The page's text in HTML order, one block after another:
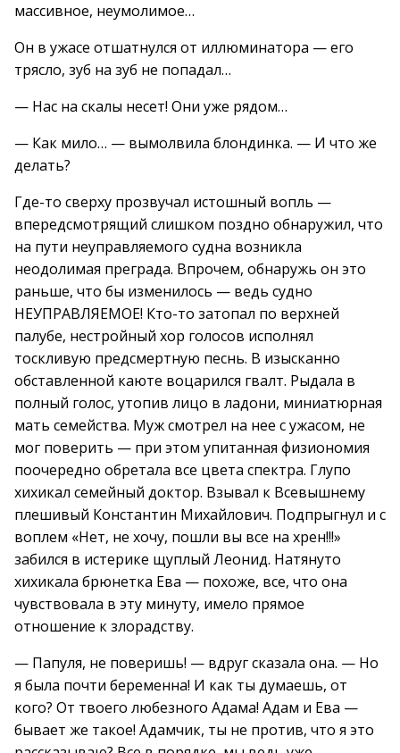
массивное, неумолимое…
Он в ужасе отшатнулся от иллюминатора — его
трясло, зуб на зуб не попадал…
— Нас на скалы несет! Они уже рядом…
— Как мило… — вымолвила блондинка. — И что же
делать?
Где-то сверху прозвучал истошный вопль —
впередсмотрящий слишком поздно обнаружил, что
на пути неуправляемого судна возникла
неодолимая преграда. Впрочем, обнаружь он это
раньше, что бы изменилось — ведь судно
НЕУПРАВЛЯЕМОЕ! Кто-то затопал по верхней
палубе, нестройный хор голосов исполнял
тоскливую предсмертную песнь. В изысканно
обставленной каюте воцарился гвалт. Рыдала в
полный голос, утопив лицо в ладони, миниатюрная
мать семейства. Муж смотрел на нее с ужасом, не
мог поверить — при этом упитанная физиономия
поочередно обретала все цвета спектра. Глупо
хихикал семейный доктор. Взывал к Всевышнему
плешивый Константин Михайлович. Подпрыгнул и с
воплем «Нет, не хочу, пошли вы все на хрен!!!»
забился в истерике щуплый Леонид. Натянуто
хихикала брюнетка Ева — похоже, все, что она
чувствовала в эту минуту, имело прямое
отношение к злорадству.
— Папуля, не поверишь! — вдруг сказала она. — Но
я была почти беременна! И как ты думаешь, от
кого? От твоего любезного Адама! Адам и Ева —
бывает же такое! Адамчик, ты не против, что я это